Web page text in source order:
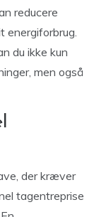
reducere
energiforbrug.
du ikke kun
men også
der kræver
tagentreprise